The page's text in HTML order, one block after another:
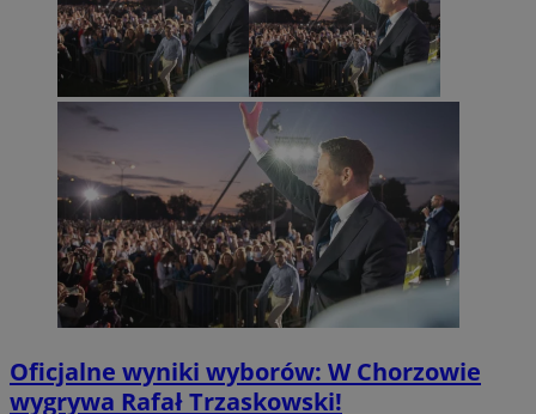
Oficjalne wyniki wyborów: W Chorzowie
wygrywa Rafał Trzaskowski!